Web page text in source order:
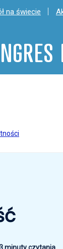
na świecie